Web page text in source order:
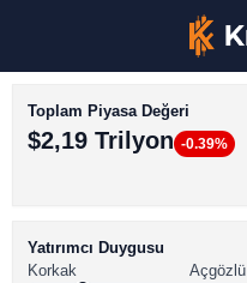
BİTCOİN HABERLERİ
Toplam Piyasa Değeri
$2,19 Trilyon -0.39%
Yatırımcı Duygusu
Korkak
Açgözlü